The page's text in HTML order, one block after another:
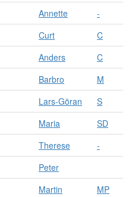
Annette
-
Curt
C
Anders
C
Barbro
M
Lars-Göran
S
Maria
SD
Therese
-
Peter
Martin
MP